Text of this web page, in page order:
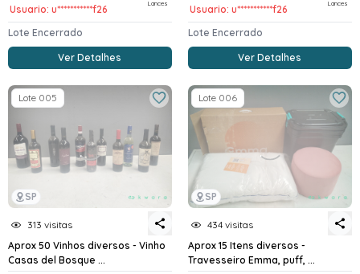
Usuario: u***********f26 Lances
Lote Encerrado
Ver Detalhes
Usuario: u***********f26 Lances
Lote Encerrado
Ver Detalhes
SP
Lote 005
313 visitas
Aprox 50 Vinhos diversos - Vinho
Casas del Bosque ...
SP
Lote 006
434 visitas
Aprox 15 Itens diversos -
Travesseiro Emma, puff, ...